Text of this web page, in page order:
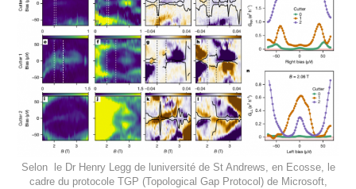
Selon le Dr Henry Legg de luniversité de St Andrews, en Ecosse, le
cadre du protocole TGP (Topological Gap Protocol) de Microsoft,